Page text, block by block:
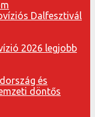
Dalfesztivál
2026 legjobb
és
döntős